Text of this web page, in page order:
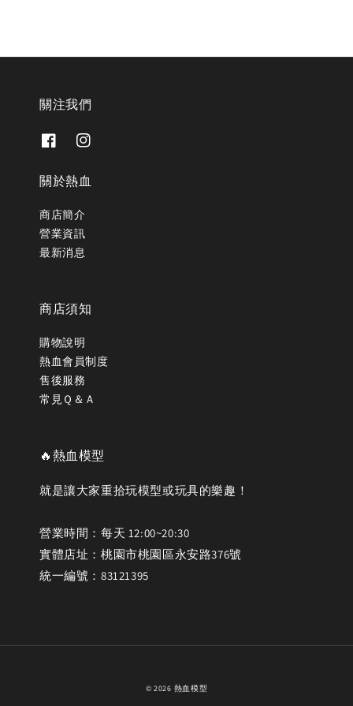
關注我們
關於熱血
商店簡介
營業資訊
最新消息
商店須知
購物說明
熱血會員制度
售後服務
常見Ｑ＆Ａ
🔥熱血模型
就是讓大家重拾玩模型或玩具的樂趣！
營業時間：每天 12:00~20:30
實體店址：桃園市桃園區永安路376號
統一編號：83121395
© 2026 熱血模型